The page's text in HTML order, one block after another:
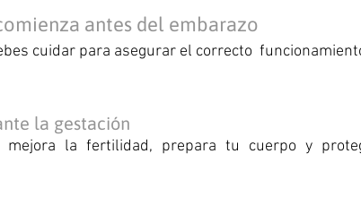
antes del embarazo
cuidar para asegurar el correcto
la gestación
mejora la fertilidad, prepara tu cuerpo y